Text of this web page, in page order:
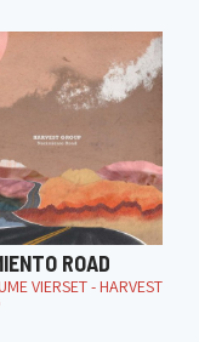
ROAD
VIERSET - HARVEST